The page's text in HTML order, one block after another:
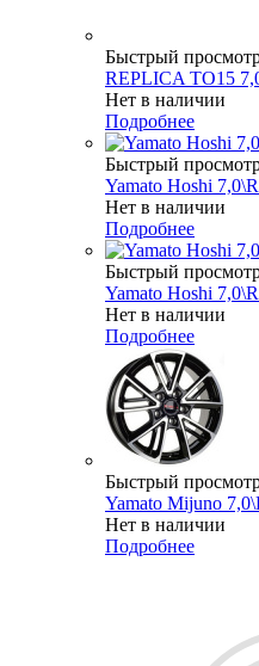
Быстрый
REPLICA TO15
Нет в наличии
Подробнее
Быстрый
Yamato Hoshi
Нет в наличии
Подробнее
Быстрый
Yamato Hoshi
Нет в наличии
Подробнее
Быстрый
Yamato Mijuno
Нет в наличии
Подробнее